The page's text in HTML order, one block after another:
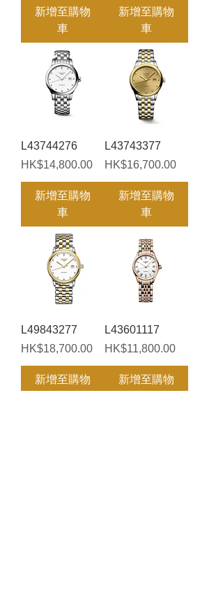
新增至購物
車
新增至購物
車
L43744276
價格
HK$14,800.00
新增至購物
車
L43743377
價格
HK$16,700.00
新增至購物
車
L49843277
價格
HK$18,700.00
新增至購物
L43601117
價格
HK$11,800.00
新增至購物